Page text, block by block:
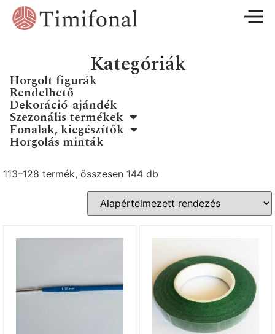
Kategóriák
Horgolt figurák
Rendelhető
Dekoráció-ajándék
Szezonális termékek
Fonalak, kiegészítők
Horgolás minták
113–128 termék, összesen 144 db